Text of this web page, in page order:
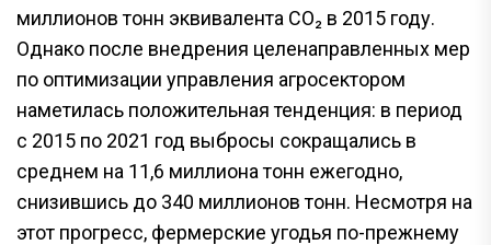
миллионов тонн эквивалента CO₂ в 2015 году.
Однако после внедрения целенаправленных мер
по оптимизации управления агросектором
наметилась положительная тенденция: в период
с 2015 по 2021 год выбросы сокращались в
среднем на 11,6 миллиона тонн ежегодно,
снизившись до 340 миллионов тонн. Несмотря на
этот прогресс, фермерские угодья по-прежнему